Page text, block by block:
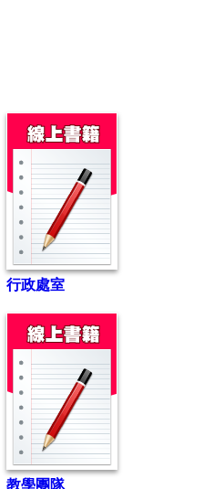
行政處室
教學團隊